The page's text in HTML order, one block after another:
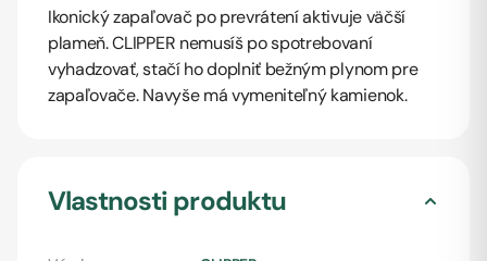
Ikonický zapaľovač po prevrátení aktivuje väčší
plameň. CLIPPER nemusíš po spotrebovaní
vyhadzovať, stačí ho doplniť bežným plynom pre
zapaľovače. Navyše má vymeniteľný kamienok.
Vlastnosti produktu